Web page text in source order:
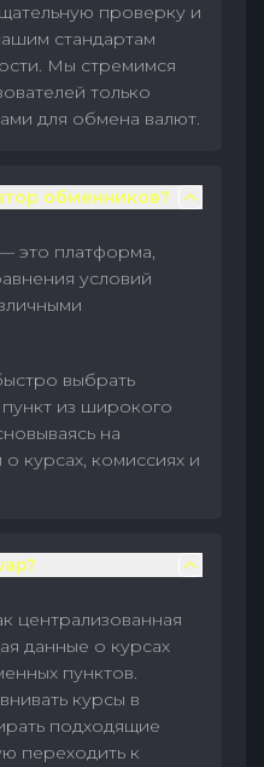
проверку и
стандартам
Мы стремимся
только
для обмена валют.
обменников?
это платформа,
условий
выбрать
из широкого
на
курсах, комиссиях и
централизованная
данные о курсах
пунктов.
курсы в
подходящие
переходить к